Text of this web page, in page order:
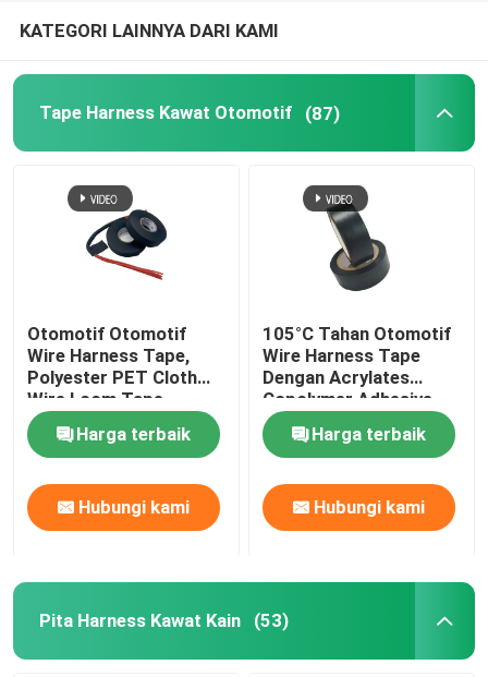
KATEGORI LAINNYA DARI KAMI
Tape Harness Kawat Otomotif (87)
Otomotif Otomotif
Wire Harness Tape,
Polyester PET Cloth
Wire Loom Tape
Harga terbaik
Hubungi kami
105°C Tahan Otomotif
Wire Harness Tape
Dengan Acrylates
Copolymer Adhesive
1.5N/cm
Harga terbaik
Hubungi kami
Pita Harness Kawat Kain (53)